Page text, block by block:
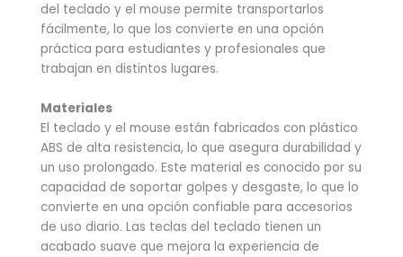
del teclado y el mouse permite transportarlos
fácilmente, lo que los convierte en una opción
práctica para estudiantes y profesionales que
trabajan en distintos lugares.
Materiales
El teclado y el mouse están fabricados con plástico
ABS de alta resistencia, lo que asegura durabilidad y
un uso prolongado. Este material es conocido por su
capacidad de soportar golpes y desgaste, lo que lo
convierte en una opción confiable para accesorios
de uso diario. Las teclas del teclado tienen un
acabado suave que mejora la experiencia de